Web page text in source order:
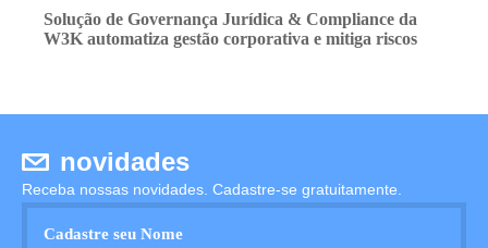
Solução de Governança Jurídica & Compliance da
W3K automatiza gestão corporativa e mitiga riscos
novidades
Receba nossas novidades. Cadastre-se gratuitamente.